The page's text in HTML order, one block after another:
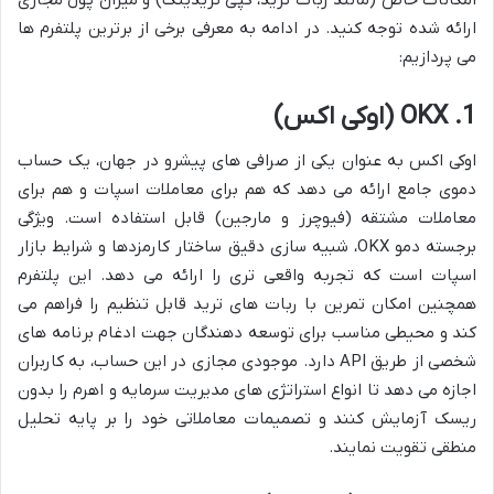
ارائه شده توجه کنید. در ادامه به معرفی برخی از برترین پلتفرم ها
می پردازیم:
1. OKX (اوکی اکس)
اوکی اکس به عنوان یکی از صرافی های پیشرو در جهان، یک حساب
دموی جامع ارائه می دهد که هم برای معاملات اسپات و هم برای
معاملات مشتقه (فیوچرز و مارجین) قابل استفاده است. ویژگی
برجسته دمو OKX، شبیه سازی دقیق ساختار کارمزدها و شرایط بازار
اسپات است که تجربه واقعی تری را ارائه می دهد. این پلتفرم
همچنین امکان تمرین با ربات های ترید قابل تنظیم را فراهم می
کند و محیطی مناسب برای توسعه دهندگان جهت ادغام برنامه های
شخصی از طریق API دارد. موجودی مجازی در این حساب، به کاربران
اجازه می دهد تا انواع استراتژی های مدیریت سرمایه و اهرم را بدون
ریسک آزمایش کنند و تصمیمات معاملاتی خود را بر پایه تحلیل
منطقی تقویت نمایند.